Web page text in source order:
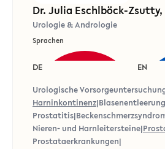
Dr. Julia Eschlböck-Zsutty,
Urologie & Andrologie
Sprachen
DE
EN
Urologische
Harninkontinenz|
Prostatitis|
Nieren- und Harnleitersteine|
Prostataerkrankungen|